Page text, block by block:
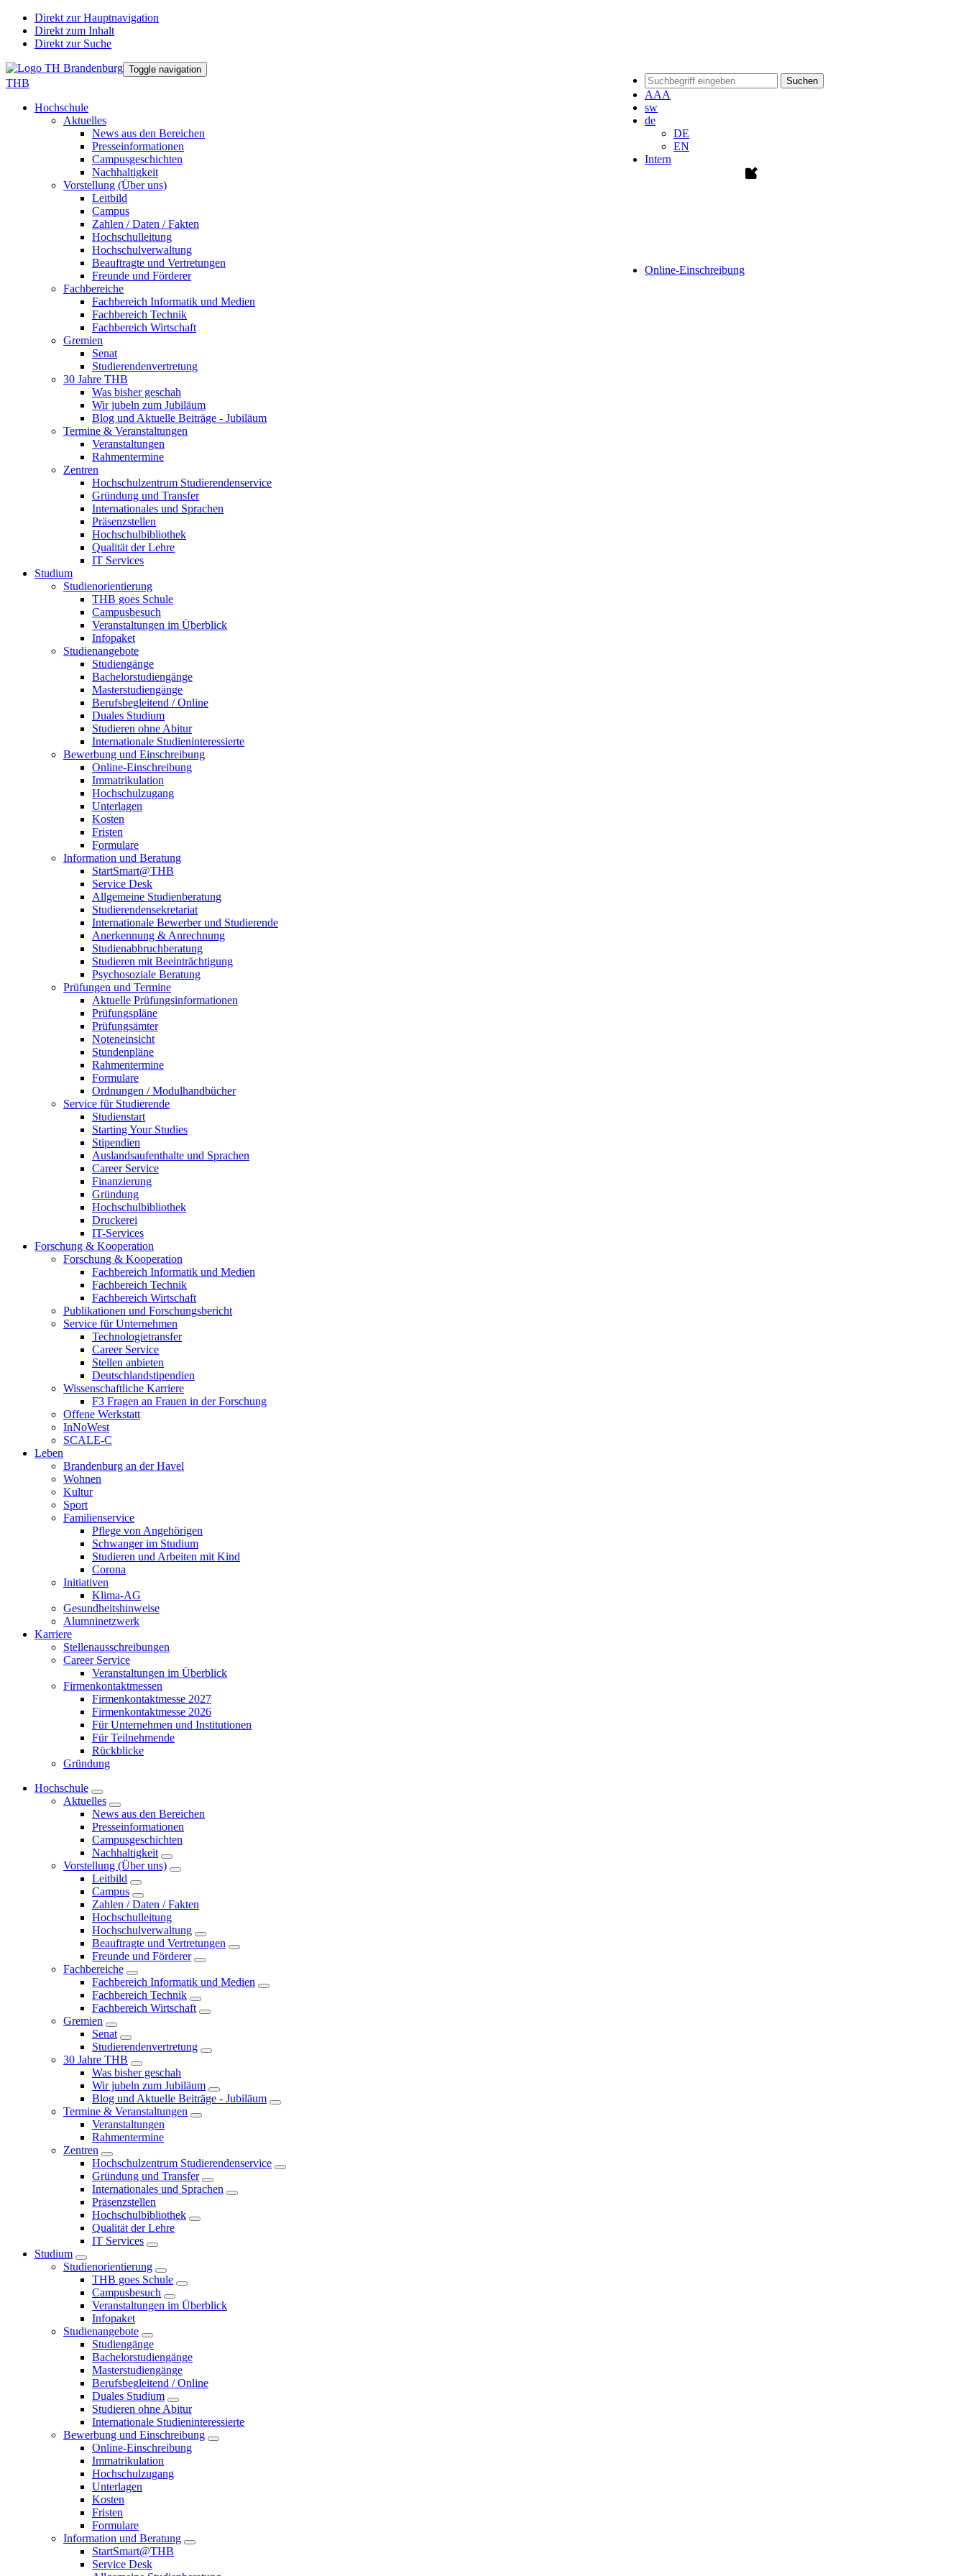
Direkt zur Hauptnavigation
Direkt zum Inhalt
Direkt zur Suche
Suchen
AAA
sw
de
DE
EN
Intern
Online-Einschreibung
Toggle navigation
THB
Hochschule
Aktuelles
News aus den Bereichen
Presseinformationen
Campusgeschichten
Nachhaltigkeit
Vorstellung (Über uns)
Leitbild
Campus
Zahlen / Daten / Fakten
Hochschulleitung
Hochschulverwaltung
Beauftragte und Vertretungen
Freunde und Förderer
Fachbereiche
Fachbereich Informatik und Medien
Fachbereich Technik
Fachbereich Wirtschaft
Gremien
Senat
Studierendenvertretung
30 Jahre THB
Was bisher geschah
Wir jubeln zum Jubiläum
Blog und Aktuelle Beiträge - Jubiläum
Termine & Veranstaltungen
Veranstaltungen
Rahmentermine
Zentren
Hochschulzentrum Studierendenservice
Gründung und Transfer
Internationales und Sprachen
Präsenzstellen
Hochschulbibliothek
Qualität der Lehre
IT Services
Studium
Studienorientierung
THB goes Schule
Campusbesuch
Veranstaltungen im Überblick
Infopaket
Studienangebote
Studiengänge
Bachelorstudiengänge
Masterstudiengänge
Berufsbegleitend / Online
Duales Studium
Studieren ohne Abitur
Internationale Studieninteressierte
Bewerbung und Einschreibung
Online-Einschreibung
Immatrikulation
Hochschulzugang
Unterlagen
Kosten
Fristen
Formulare
Information und Beratung
StartSmart@THB
Service Desk
Allgemeine Studienberatung
Studierendensekretariat
Internationale Bewerber und Studierende
Anerkennung & Anrechnung
Studienabbruchberatung
Studieren mit Beeinträchtigung
Psychosoziale Beratung
Prüfungen und Termine
Aktuelle Prüfungsinformationen
Prüfungspläne
Prüfungsämter
Noteneinsicht
Stundenpläne
Rahmentermine
Formulare
Ordnungen / Modulhandbücher
Service für Studierende
Studienstart
Starting Your Studies
Stipendien
Auslandsaufenthalte und Sprachen
Career Service
Finanzierung
Gründung
Hochschulbibliothek
Druckerei
IT-Services
Forschung & Kooperation
Forschung & Kooperation
Fachbereich Informatik und Medien
Fachbereich Technik
Fachbereich Wirtschaft
Publikationen und Forschungsbericht
Service für Unternehmen
Technologietransfer
Career Service
Stellen anbieten
Deutschlandstipendien
Wissenschaftliche Karriere
F3 Fragen an Frauen in der Forschung
Offene Werkstatt
InNoWest
SCALE-C
Leben
Brandenburg an der Havel
Wohnen
Kultur
Sport
Familienservice
Pflege von Angehörigen
Schwanger im Studium
Studieren und Arbeiten mit Kind
Corona
Initiativen
Klima-AG
Gesundheitshinweise
Alumninetzwerk
Karriere
Stellenausschreibungen
Career Service
Veranstaltungen im Überblick
Firmenkontaktmessen
Firmenkontaktmesse 2027
Firmenkontaktmesse 2026
Für Unternehmen und Institutionen
Für Teilnehmende
Rückblicke
Gründung
Hochschule
Aktuelles
News aus den Bereichen
Presseinformationen
Campusgeschichten
Nachhaltigkeit
Vorstellung (Über uns)
Leitbild
Campus
Zahlen / Daten / Fakten
Hochschulleitung
Hochschulverwaltung
Beauftragte und Vertretungen
Freunde und Förderer
Fachbereiche
Fachbereich Informatik und Medien
Fachbereich Technik
Fachbereich Wirtschaft
Gremien
Senat
Studierendenvertretung
30 Jahre THB
Was bisher geschah
Wir jubeln zum Jubiläum
Blog und Aktuelle Beiträge - Jubiläum
Termine & Veranstaltungen
Veranstaltungen
Rahmentermine
Zentren
Hochschulzentrum Studierendenservice
Gründung und Transfer
Internationales und Sprachen
Präsenzstellen
Hochschulbibliothek
Qualität der Lehre
IT Services
Studium
Studienorientierung
THB goes Schule
Campusbesuch
Veranstaltungen im Überblick
Infopaket
Studienangebote
Studiengänge
Bachelorstudiengänge
Masterstudiengänge
Berufsbegleitend / Online
Duales Studium
Studieren ohne Abitur
Internationale Studieninteressierte
Bewerbung und Einschreibung
Online-Einschreibung
Immatrikulation
Hochschulzugang
Unterlagen
Kosten
Fristen
Formulare
Information und Beratung
StartSmart@THB
Service Desk